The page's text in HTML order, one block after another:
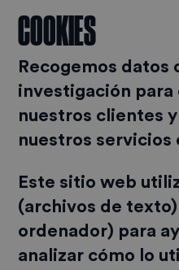
COOKIES
Recogemos datos
investigación para
nuestros clientes
nuestros servicios
Este sitio web
(archivos de
ordenador) para
analizar cómo lo